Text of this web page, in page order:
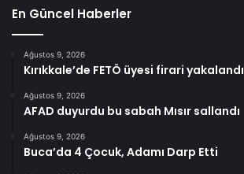
En Güncel Haberler
Ağustos 9, 2026
Kırıkkale’de FETÖ üyesi firari yakalandı
Ağustos 9, 2026
AFAD duyurdu bu sabah Mısır sallandı
Ağustos 9, 2026
Buca’da 4 Çocuk, Adamı Darp Etti